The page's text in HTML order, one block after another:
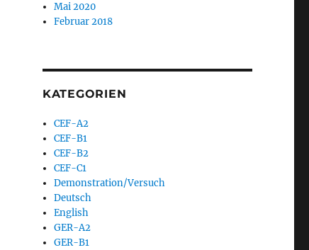
Mai 2020
Februar 2018
KATEGORIEN
CEF-A2
CEF-B1
CEF-B2
CEF-C1
Demonstration/Versuch
Deutsch
English
GER-A2
GER-B1